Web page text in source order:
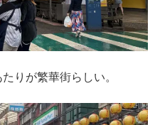
りが繁華街らしい。